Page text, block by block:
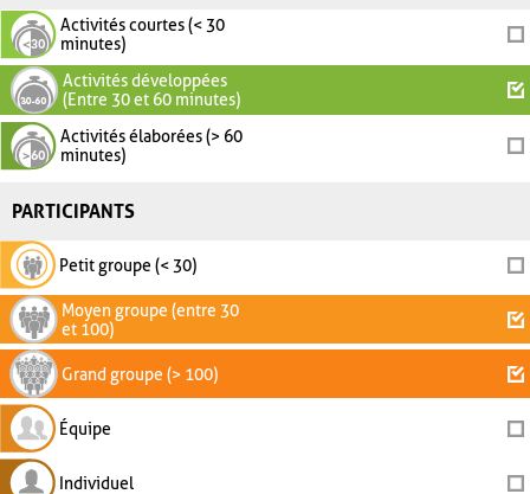
Activités courtes (< 30
minutes)
Activités développées
(Entre 30 et 60 minutes)
Activités élaborées (> 60
minutes)
PARTICIPANTS
Petit groupe (< 30)
Moyen groupe (entre 30
et 100)
Grand groupe (> 100)
Équipe
Individuel